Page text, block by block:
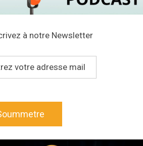
à notre Newsletter